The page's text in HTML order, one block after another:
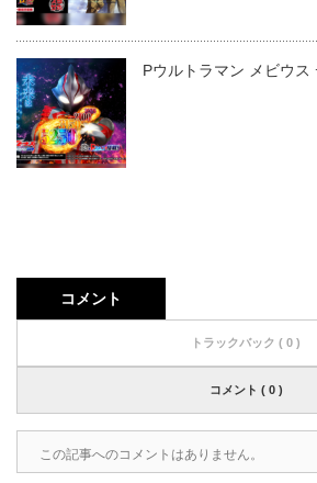
Pウルトラマン メビウス
コメント
トラックバック ( 0 )
コメント ( 0 )
この記事へのコメントはありません。